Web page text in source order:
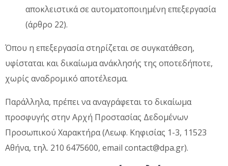
αποκλειστικά σε αυτοματοποιημένη επεξεργασία
(άρθρο 22).
Όπου η επεξεργασία στηρίζεται σε συγκατάθεση,
υφίσταται και δικαίωμα ανάκλησής της οποτεδήποτε,
χωρίς αναδρομικό αποτέλεσμα.
Παράλληλα, πρέπει να αναγράφεται το δικαίωμα
προσφυγής στην Αρχή Προστασίας Δεδομένων
Προσωπικού Χαρακτήρα (Λεωφ. Κηφισίας 1-3, 11523
Αθήνα, τηλ. 210 6475600, email contact@dpa.gr).